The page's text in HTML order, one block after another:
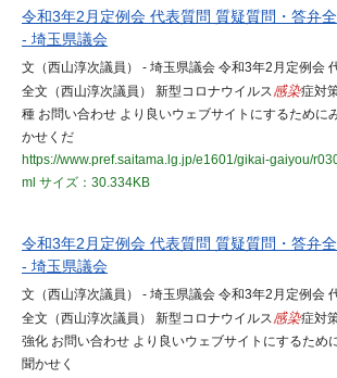
令和3年2月定例会 代表質問 質疑質問・答弁全
- 埼玉県議会
文（西山淳次議員） - 埼玉県議会 令和3年2月定例会
全文（西山淳次議員） 新型コロナウイルス感染症対
種 お問い合わせ より良いウェブサイトにするために
かせくだ
https://www.pref.saitama.lg.jp/e1601/gikai-gaiyou/
ml サイズ：30.334KB
令和3年2月定例会 代表質問 質疑質問・答弁全
- 埼玉県議会
文（西山淳次議員） - 埼玉県議会 令和3年2月定例会
全文（西山淳次議員） 新型コロナウイルス感染症対
強化 お問い合わせ より良いウェブサイトにするため
聞かせく